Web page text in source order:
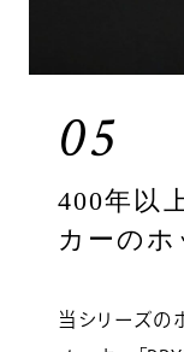
05
400年以
カーのホ
当シリーズの